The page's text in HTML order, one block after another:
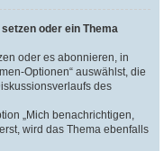
oder ein Thema
oder es abonnieren, in
Optionen“ auswählst, die
des
„Mich benachrichtigen,
wird das Thema ebenfalls